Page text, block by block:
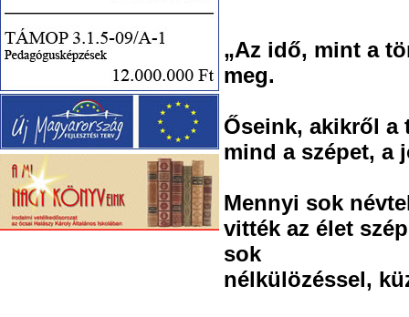
„Az idő, mint a
meg.
Őseink, akikről a
mind a szépet, a
Mennyi sok
vitték az élet
sok
nélkülözéssel,